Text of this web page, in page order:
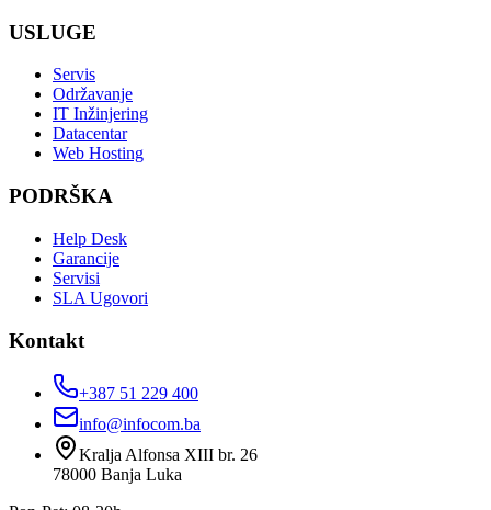
USLUGE
Servis
Održavanje
IT Inžinjering
Datacentar
Web Hosting
PODRŠKA
Help Desk
Garancije
Servisi
SLA Ugovori
Kontakt
+387 51 229 400
info@infocom.ba
Kralja Alfonsa XIII br. 26
78000 Banja Luka